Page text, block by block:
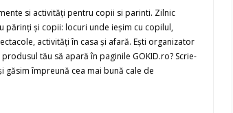
si activităţi pentru copii si parinti. Zilnic
părinţi şi copii: locuri unde ieşim cu copilul,
activităţi în casa şi afară. Eşti organizator
tău să apară în paginile GOKID.ro? Scrie-
găsim împreună cea mai bună cale de